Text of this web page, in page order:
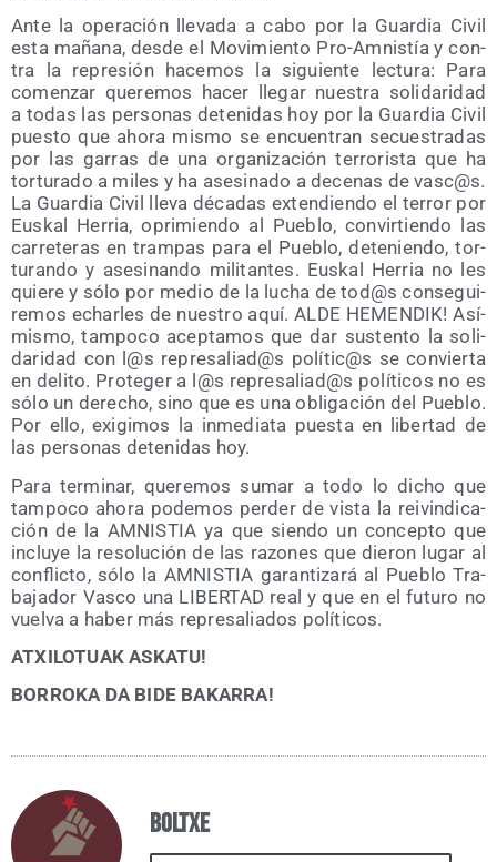
Ante la ope­ra­ción lle­va­da a cabo por la Guar­dia Civil
esta maña­na, des­de el Movi­mien­to Pro-Amnis­tía y con­
tra la repre­sión hace­mos la siguien­te lec­tu­ra: Para
comen­zar que­re­mos hacer lle­gar nues­tra soli­da­ri­dad
a todas las per­so­nas dete­ni­das hoy por la Guar­dia Civil
pues­to que aho­ra mis­mo se encuen­tran secues­tra­das
por las garras de una orga­ni­za­ción terro­ris­ta que ha
tor­tu­ra­do a miles y ha ase­si­na­do a dece­nas de vasc@s.
La Guar­dia Civil lle­va déca­das exten­dien­do el terror por
Eus­kal Herria, opri­mien­do al Pue­blo, con­vir­tien­do las
carre­te­ras en tram­pas para el Pue­blo, dete­nien­do, tor­
tu­ran­do y ase­si­nan­do mili­tan­tes. Eus­kal Herria no les
quie­re y sólo por medio de la lucha de tod@s con­se­gui­
re­mos echar­les de nues­tro aquí. ALDE HEMENDIK! Así­
mis­mo, tam­po­co acep­ta­mos que dar sus­ten­to la soli­
da­ri­dad con l@s represaliad@s polític@s se con­vier­ta
en deli­to. Pro­te­ger a l@s represaliad@s polí­ti­cos no es
sólo un dere­cho, sino que es una obli­ga­ción del Pue­blo.
Por ello, exi­gi­mos la inme­dia­ta pues­ta en liber­tad de
las per­so­nas dete­ni­das hoy.
Para ter­mi­nar, que­re­mos sumar a todo lo dicho que
tam­po­co aho­ra pode­mos per­der de vis­ta la rei­vin­di­ca­
ción de la AMNISTIA ya que sien­do un con­cep­to que
inclu­ye la reso­lu­ción de las razo­nes que die­ron lugar al
con­flic­to, sólo la AMNISTIA garan­ti­za­rá al Pue­blo Tra­
ba­ja­dor Vas­co una LIBERTAD real y que en el futu­ro no
vuel­va a haber más repre­sa­lia­dos políticos.
ATXILOTUAK ASKATU!
BORROKA DA BIDE BAKARRA!
Boltxe